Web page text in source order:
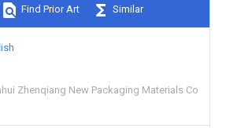
Find Prior Art Similar
Zhenqiang New Packaging Materials Co